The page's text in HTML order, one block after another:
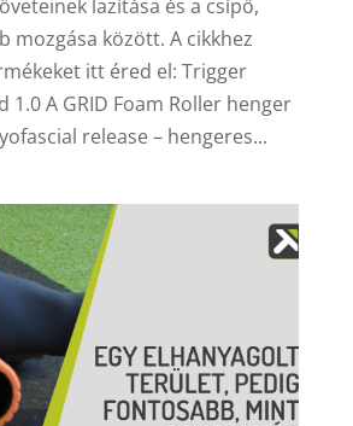
lazítása és a csípő,
mozgása között. A cikkhez
itt éred el: Trigger
1.0 A GRID Foam Roller henger
release – hengeres...